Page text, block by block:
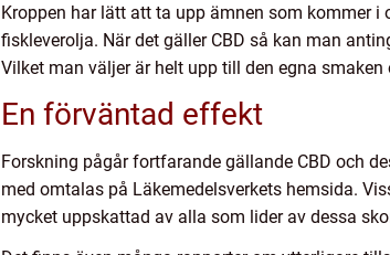
Kroppen har lätt att ta upp ämnen som kommer
fiskleverolja. När det gäller CBD så kan man
Vilket man väljer är helt upp till den egna
En förväntad effekt
Forskning pågår fortfarande gällande CBD och
med omtalas på Läkemedelsverkets hemsida.
mycket uppskattad av alla som lider av dessa